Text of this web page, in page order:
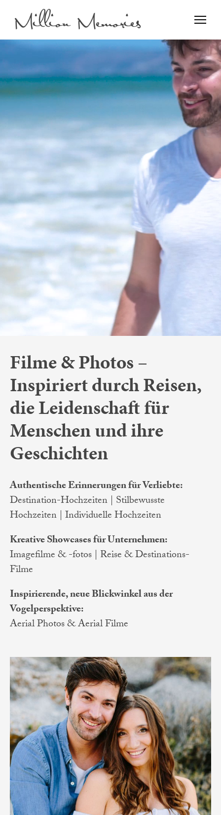
Film and Photo
Million Memories>
Filme & Photos –
Inspiriert durch Reisen,
die Leidenschaft für
Menschen und ihre
Geschichten
Authentische Erinnerungen für Verliebte:
Destination-Hochzeiten | Stilbewusste
Hochzeiten | Individuelle Hochzeiten
Kreative Showcases für Unternehmen:
Imagefilme & -fotos | Reise & Destinations-
Filme
Inspirierende, neue Blickwinkel aus der
Vogelperspektive:
Aerial Photos & Aerial Filme